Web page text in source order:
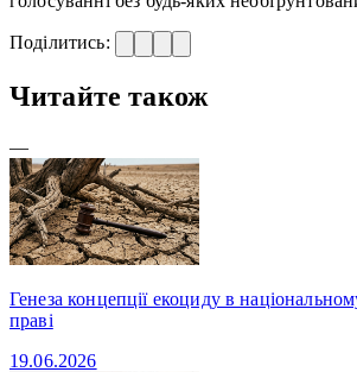
Поділитись:
Читайте також
—
Генеза концепції екоциду в
праві
19.06.2026